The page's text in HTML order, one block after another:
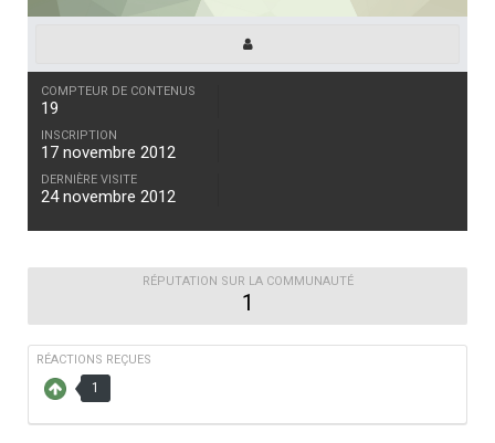
COMPTEUR DE CONTENUS
19
INSCRIPTION
17 novembre 2012
DERNIÈRE VISITE
24 novembre 2012
RÉPUTATION SUR LA COMMUNAUTÉ
1
RÉACTIONS REÇUES
1